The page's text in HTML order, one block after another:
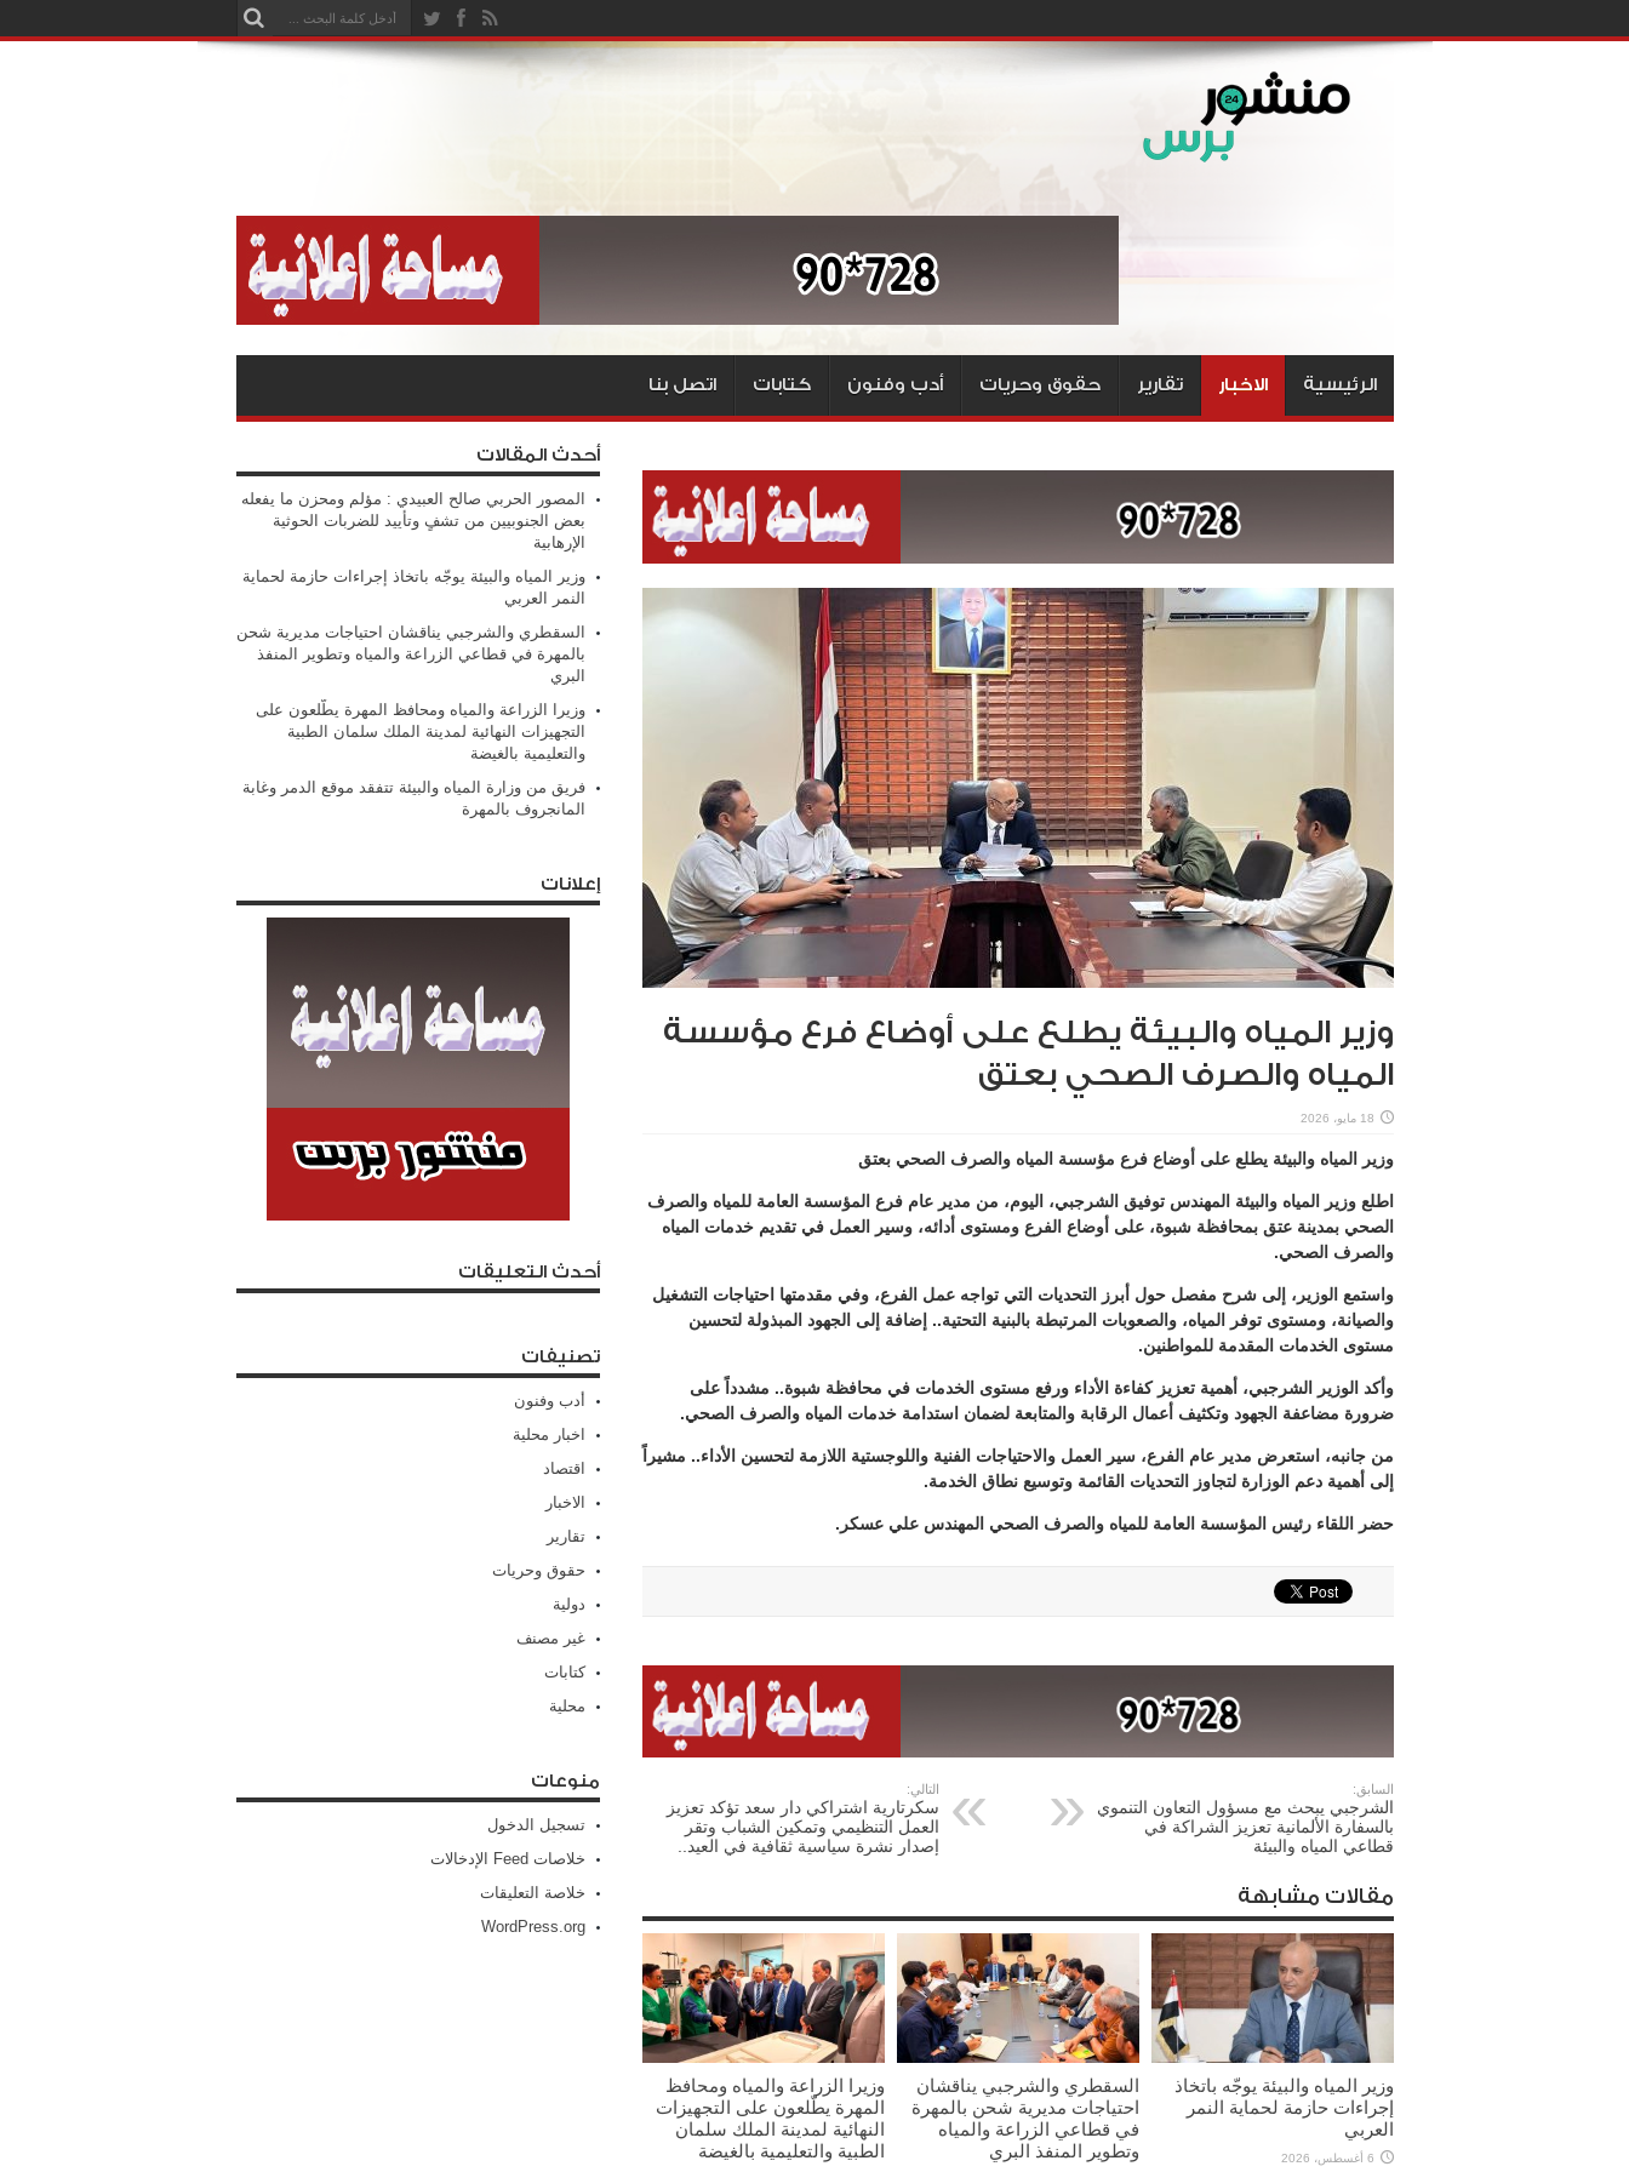
الرئيسية الاخبار تقارير حقوق وحريات أدب وفنون كتابات اتصل بنا
وزير المياه والبيئة يطلع على أوضاع فرع مؤسسة
المياه والصرف الصحي بعتق
18 مايو، 2026
وزير المياه والبيئة يطلع على أوضاع فرع مؤسسة المياه والصرف الصحي بعتق
اطلع وزير المياه والبيئة المهندس توفيق الشرجبي، اليوم، من مدير عام فرع المؤسسة العامة للمياه والصرف
الصحي بمدينة عتق بمحافظة شبوة، على أوضاع الفرع ومستوى أدائه، وسير العمل في تقديم خدمات المياه
والصرف الصحي.
واستمع الوزير، إلى شرح مفصل حول أبرز التحديات التي تواجه عمل الفرع، وفي مقدمتها احتياجات التشغيل
والصيانة، ومستوى توفر المياه، والصعوبات المرتبطة بالبنية التحتية.. إضافة إلى الجهود المبذولة لتحسين
مستوى الخدمات المقدمة للمواطنين.
وأكد الوزير الشرجبي، أهمية تعزيز كفاءة الأداء ورفع مستوى الخدمات في محافظة شبوة.. مشدداً على
ضرورة مضاعفة الجهود وتكثيف أعمال الرقابة والمتابعة لضمان استدامة خدمات المياه والصرف الصحي.
من جانبه، استعرض مدير عام الفرع، سير العمل والاحتياجات الفنية واللوجستية اللازمة لتحسين الأداء.. مشيراً
إلى أهمية دعم الوزارة لتجاوز التحديات القائمة وتوسيع نطاق الخدمة.
حضر اللقاء رئيس المؤسسة العامة للمياه والصرف الصحي المهندس علي عسكر.
السابق:
الشرجبي يبحث مع مسؤول التعاون التنموي
بالسفارة الألمانية تعزيز الشراكة في
قطاعي المياه والبيئة
التالي:
سكرتارية اشتراكي دار سعد تؤكد تعزيز
العمل التنظيمي وتمكين الشباب وتقر
إصدار نشرة سياسية ثقافية في العيد..
مقالات مشابهة
وزير المياه والبيئة يوجّه باتخاذ
إجراءات حازمة لحماية النمر
العربي
6 أغسطس، 2026
السقطري والشرجبي يناقشان
احتياجات مديرية شحن بالمهرة
في قطاعي الزراعة والمياه
وتطوير المنفذ البري
وزيرا الزراعة والمياه ومحافظ
المهرة يطّلعون على التجهيزات
النهائية لمدينة الملك سلمان
الطبية والتعليمية بالغيضة
أحدث المقالات
المصور الحربي صالح العبيدي : مؤلم ومحزن ما يفعله
بعض الجنوبيين من تشفٍ وتأييد للضربات الحوثية
الإرهابية
وزير المياه والبيئة يوجّه باتخاذ إجراءات حازمة لحماية
النمر العربي
السقطري والشرجبي يناقشان احتياجات مديرية شحن
بالمهرة في قطاعي الزراعة والمياه وتطوير المنفذ
البري
وزيرا الزراعة والمياه ومحافظ المهرة يطّلعون على
التجهيزات النهائية لمدينة الملك سلمان الطبية
والتعليمية بالغيضة
فريق من وزارة المياه والبيئة تتفقد موقع الدمر وغابة
المانجروف بالمهرة
إعلانات
أحدث التعليقات
تصنيفات
أدب وفنون
اخبار محلية
اقتصاد
الاخبار
تقارير
حقوق وحريات
دولية
غير مصنف
كتابات
محلية
منوعات
تسجيل الدخول
خلاصات Feed الإدخالات
خلاصة التعليقات
WordPress.org